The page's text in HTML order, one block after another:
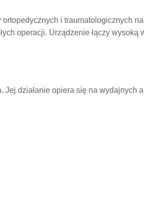
i traumatologicznych
operacji. Urządzenie łączy wysoką
działanie opiera się na wydajnych